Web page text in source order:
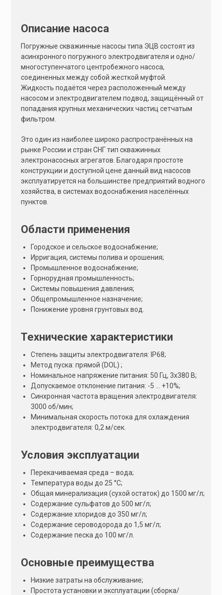
Описание насоса
Погружные скважинные насосы типа ЭЦВ состоят из
асинхронного погружного электродвигателя и одно/
многоступенчатого центробежного насоса,
соединенных между собой жесткой муфтой.
Жидкость подаётся через расположенный между
насосом и электродвигателем подвод, защищённый от
попадания крупных механических частиц сетчатым
фильтром.
Это один из наиболее широко распространённых на
рынке России и стран СНГ тип скважинных
электронасосных агрегатов. Благодаря простоте
конструкции и доступной цене данный вид насосов
эксплуатируется на большинстве предприятий водного
хозяйства, в системах водоснабжения населённых
пунктов.
Области применения
Городское и сельское водоснабжение;
Ирригация, системы полива и орошения;
Промышленное водоснабжение;
Горнорудная промышленность;
Системы повышения давления;
Общепромышленное назначение;
Понижение уровня грунтовых вод.
Технические характеристики
Степень защиты электродвигателя: IP68;
Метод пуска: прямой (DOL) ;
Номинальное напряжение питания: 50 Гц, 3х380 В;
Допускаемое отклонение питания: -5 … +10%;
Синхронная частота вращения электродвигателя:
3000 об/мин;
Минимальная скорость потока для охлаждения
электродвигателя: 0,2 м/сeк.
Условия эксплуатации
Перекачиваемая среда – вода;
Температура воды до 25 °С;
Общая минерализация (сухой остаток) до 1500 мг/л;
Содержание сульфатов до 500 мг/л;
Содержание хлоридов до 350 мг/л;
Содержание сероводорода до 1,5 мг/л;
Содержание песка до 100 мг/л.
Основные преимущества
Низкие затраты на обслуживание;
Простота установки и эксплуатации (сборка/